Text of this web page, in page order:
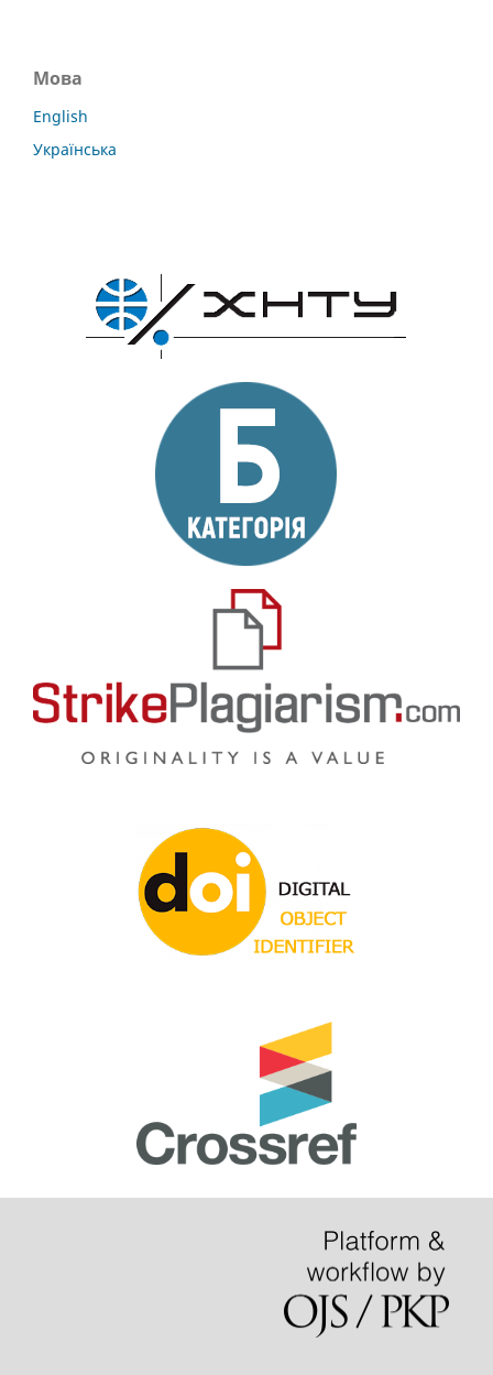
Мова
English
Українська